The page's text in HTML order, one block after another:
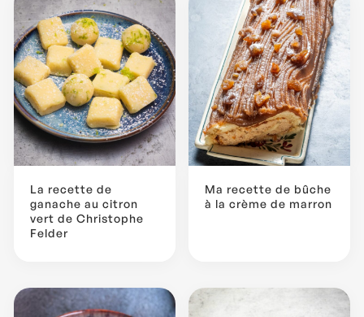
La recette de
ganache au citron
vert de Christophe
Felder
Ma recette de bûche
à la crème de marron